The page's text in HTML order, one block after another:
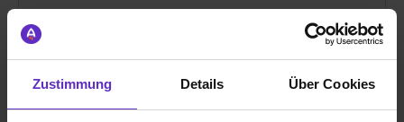
Zustimmung Details Über Cookies
01.08.2026
2 freie Plätze